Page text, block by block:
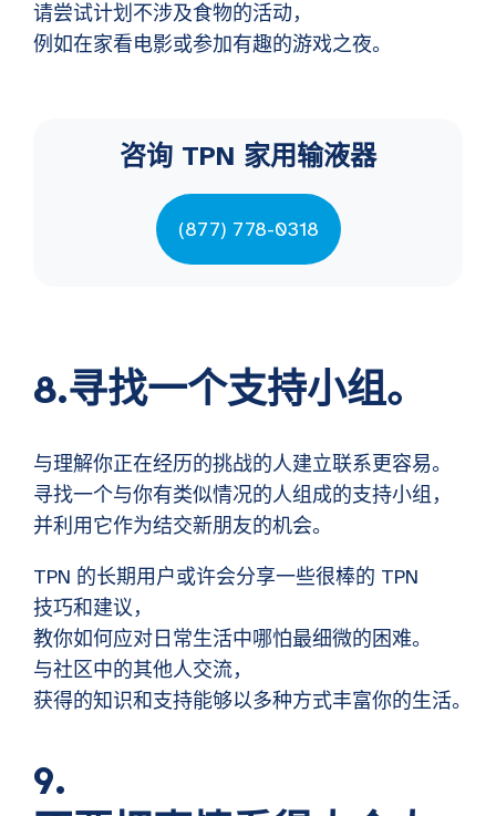
请尝试计划不涉及食物的活动，
例如在家看电影或参加有趣的游戏之夜。
咨询 TPN 家用输液器
(877) 778-0318
8.寻找一个支持小组。
与理解你正在经历的挑战的人建立联系更容易。
寻找一个与你有类似情况的人组成的支持小组，
并利用它作为结交新朋友的机会。
TPN 的长期用户或许会分享一些很棒的 TPN
技巧和建议，
教你如何应对日常生活中哪怕最细微的困难。
与社区中的其他人交流，
获得的知识和支持能够以多种方式丰富你的生活。
9.